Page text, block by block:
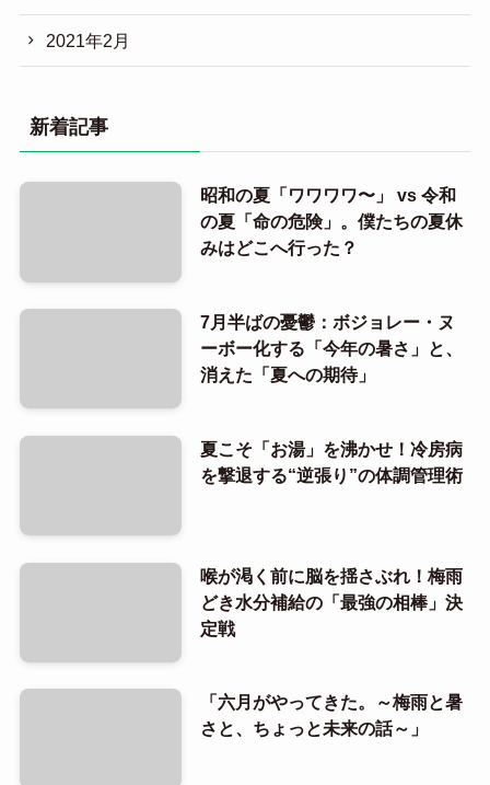
2021年2月
新着記事
昭和の夏「ワワワワ〜」 vs 令和
の夏「命の危険」。僕たちの夏休
みはどこへ行った？
7月半ばの憂鬱：ボジョレー・ヌ
ーボー化する「今年の暑さ」と、
消えた「夏への期待」
夏こそ「お湯」を沸かせ！冷房病
を撃退する“逆張り”の体調管理術
喉が渇く前に脳を揺さぶれ！梅雨
どき水分補給の「最強の相棒」決
定戦
「六月がやってきた。～梅雨と暑
さと、ちょっと未来の話～」